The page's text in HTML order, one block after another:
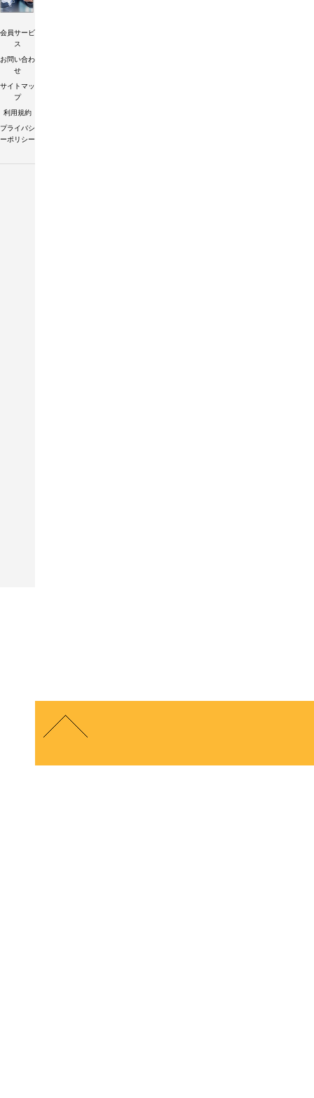
会員サービ
ス
お問い合わ
せ
サイトマッ
プ
利用規約
プライバシ
ーポリシー